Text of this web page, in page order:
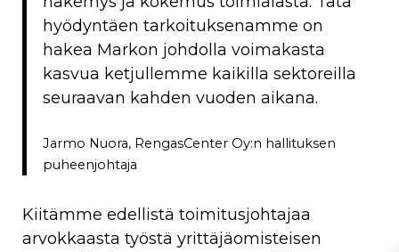
hyödyntäen tarkoituksenamme on
hakea Markon johdolla voimakasta
kasvua ketjullemme kaikilla sektoreilla
seuraavan kahden vuoden aikana.
Jarmo Nuora, RengasCenter Oy:n hallituksen
puheenjohtaja
Kiitämme edellistä toimitusjohtajaa
arvokkaasta työstä yrittäjäomisteisen